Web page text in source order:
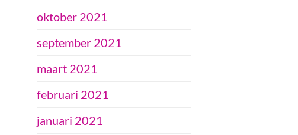
oktober 2021
september 2021
maart 2021
februari 2021
januari 2021